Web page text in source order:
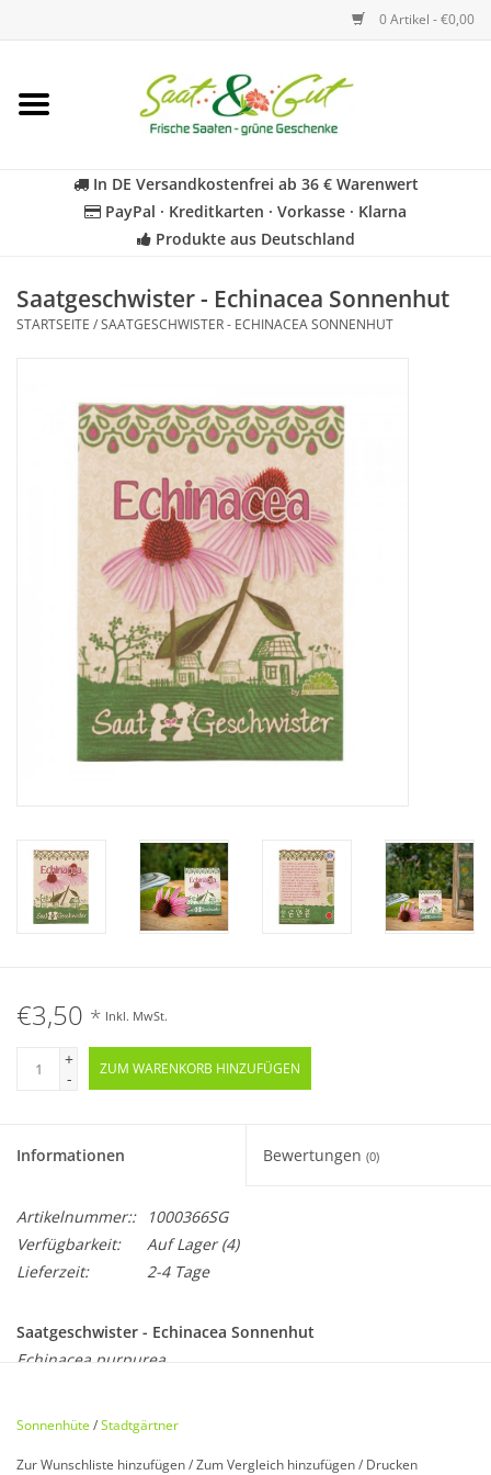
0 Artikel - €0,00
Startseite
Kräuter
Für Kinder
Geschenkideen
In DE Versandkostenfrei ab 36 € Warenwert
PayPal · Kreditkarten · Vorkasse · Klarna
Produkte aus Deutschland
Saatgeschwister - Echinacea Sonnenhut
STARTSEITE /SAATGESCHWISTER - ECHINACEA SONNENHUT
€3,50 * Inkl. MwSt.
+
-
ZUM WARENKORB HINZUFÜGEN
Informationen Bewertungen (0)
Artikelnummer::
1000366SG
Verfügbarkeit:
Auf Lager(4)
Lieferzeit:
2-4 Tage
Saatgeschwister - Echinacea Sonnenhut
Echinacea purpurea
Sonnenhüte /Stadtgärtner
Zur Wunschliste hinzufügen/Zum Vergleich hinzufügen/ Drucken